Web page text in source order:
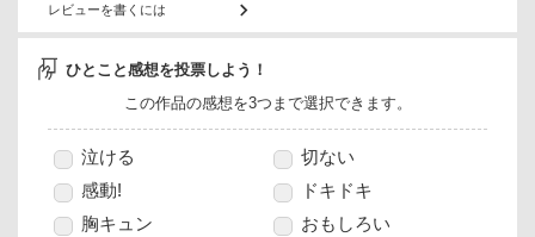
レビューを書くには
ひとこと感想を投票しよう！
この作品の感想を3つまで選択できます。
泣ける
切ない
感動!
ドキドキ
胸キュン
おもしろい